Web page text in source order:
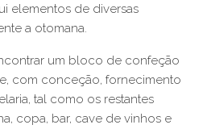
elementos de diversas
a otomana.
um bloco de confeção
com conceção, fornecimento
tal como os restantes
copa, bar, cave de vinhos e